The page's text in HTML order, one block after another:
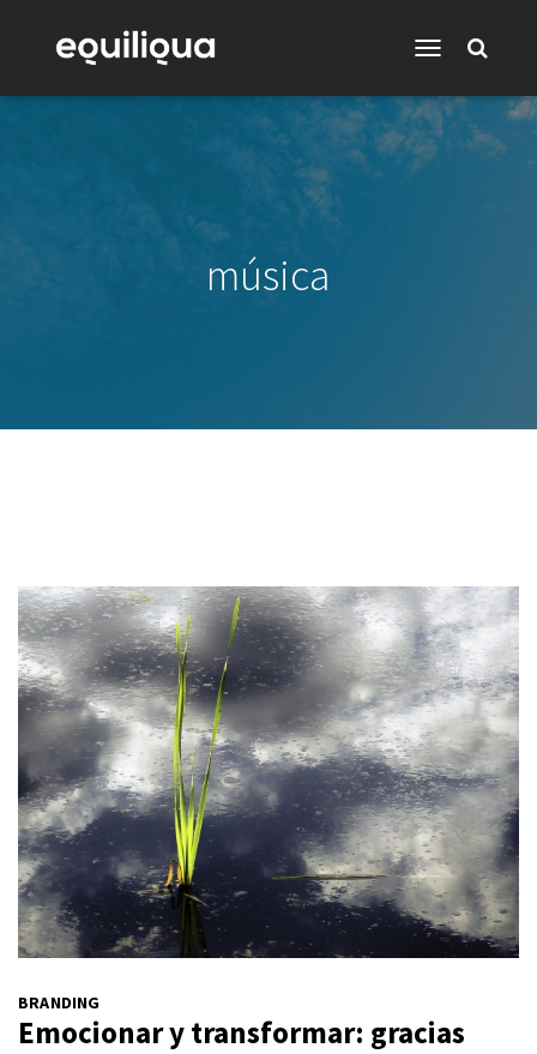
música
BRANDING
Emocionar y transformar: gracias